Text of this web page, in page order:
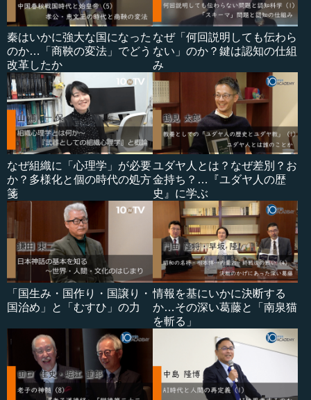
秦はいかに強大な国になった
のか…「商鞅の変法」でどう
改革したか
なぜ「何回説明しても伝わら
ない」のか？鍵は認知の仕組
み
なぜ組織に「心理学」が必要
か？多様化と個の時代の処方
箋
ユダヤ人とは？なぜ差別？お
金持ち？…『ユダヤ人の歴
史』に学ぶ
「国生み・国作り・国譲り・
国治め」と「むすひ」の力
情報を基にいかに決断する
か…その深い葛藤と「南泉猫
を斬る」